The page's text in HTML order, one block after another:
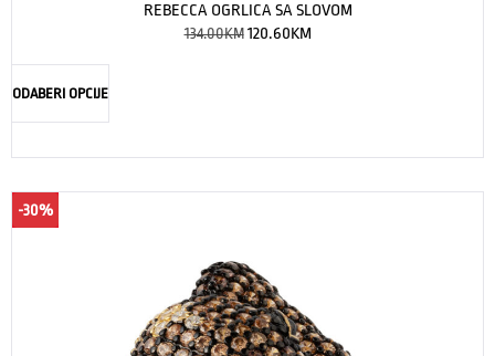
REBECCA OGRLICA SA SLOVOM
134.00KM 120.60KM
ODABERI OPCIJE
-30%